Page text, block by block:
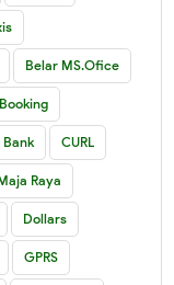
Belar MS.Ofice
Booking
Bank CURL
Raya
Dollars
GPRS